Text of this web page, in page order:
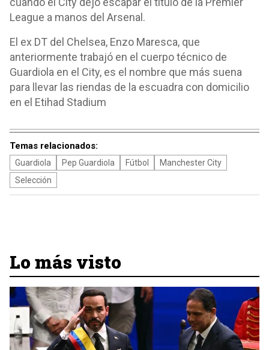
League a manos del Arsenal.
El ex DT del Chelsea, Enzo Maresca, que
anteriormente trabajó en el cuerpo técnico de
Guardiola en el City, es el nombre que más suena
para llevar las riendas de la escuadra con domicilio
en el Etihad Stadium
Temas relacionados:
Guardiola Pep Guardiola Fútbol
Manchester City
Selección
Lo más visto